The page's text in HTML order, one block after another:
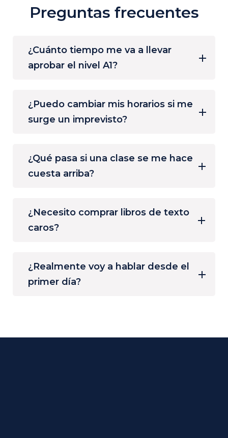
Preguntas frecuentes
¿Cuánto tiempo me va a llevar
aprobar el nivel A1?
¿Puedo cambiar mis horarios si me
surge un imprevisto?
¿Qué pasa si una clase se me hace
cuesta arriba?
¿Necesito comprar libros de texto
caros?
¿Realmente voy a hablar desde el
primer día?